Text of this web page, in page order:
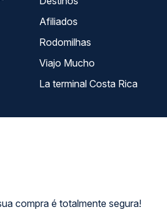
compra é totalmente segura!
Afiliados
Rodomilhas
Viajo Mucho
La terminal Costa Rica